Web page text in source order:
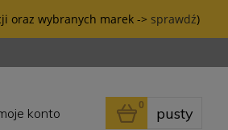
oraz wybranych marek -> sprawdź)
konto pusty
0